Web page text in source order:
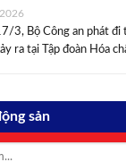
3, Bộ Công an phát
ra tại Tập đoàn Hóa
sản